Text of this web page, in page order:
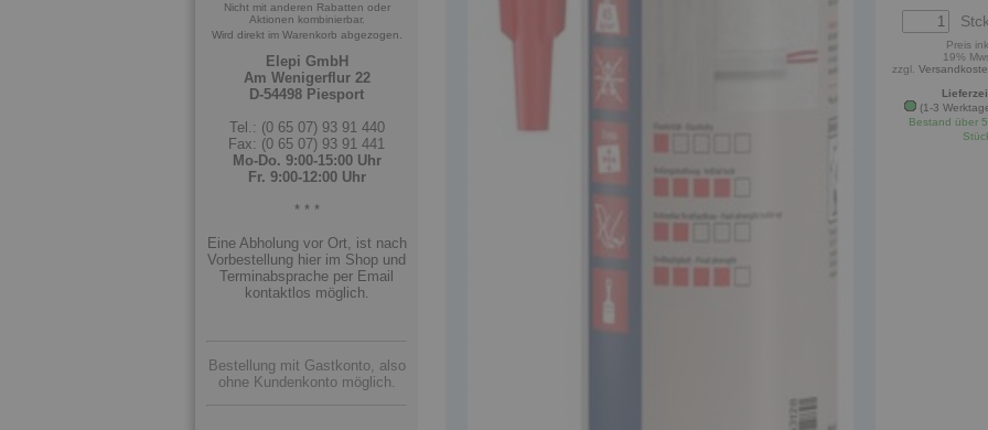
Nicht mit anderen Rabatten oder
Aktionen kombinierbar.
Wird direkt im Warenkorb abgezogen.
Elepi GmbH
Am Wenigerflur 22
D-54498 Piesport
Tel.: (0 65 07) 93 91 440
Fax: (0 65 07) 93 91 441
Mo-Do. 9:00-15:00 Uhr
Fr. 9:00-12:00 Uhr
* * *
Eine Abholung vor Ort, ist nach
Vorbestellung hier im Shop und
Terminabsprache per Email
kontaktlos möglich.
Bestellung mit Gastkonto, also
ohne Kundenkonto möglich.
Stck.
Preis
19%
zzgl.
(1-3
Bestand über